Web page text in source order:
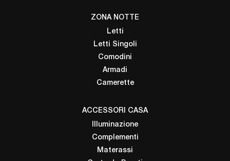
ZONA NOTTE
Letti
Letti Singoli
Comodini
Armadi
Camerette
ACCESSORI CASA
Illuminazione
Complementi
Materassi